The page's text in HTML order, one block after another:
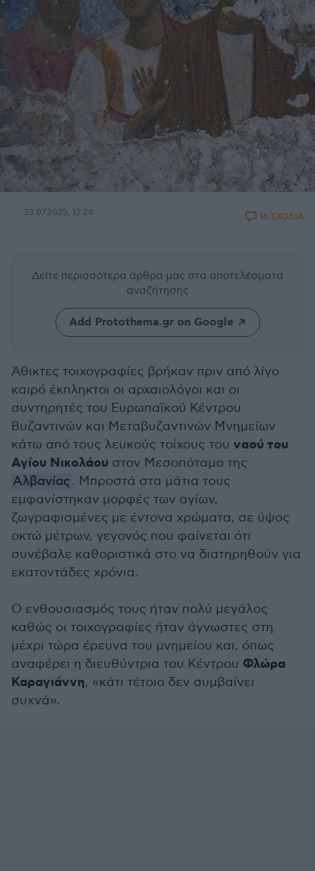
23.07.2025, 12:24 16 ΣΧΟΛΙΑ
Δείτε περισσότερα άρθρα μας στα αποτελέσματα
αναζήτησης
Add Protothema.gr on Google
Άθικτες τοιχογραφίες βρήκαν πριν από λίγο
καιρό έκπληκτοι οι αρχαιολόγοι και οι
συντηρητές του Ευρωπαϊκού Κέντρου
Βυζαντινών και Μεταβυζαντινών Μνημείων
κάτω από τους λευκούς τοίχους του ναού του
Αγίου Νικολάου στον Μεσοπόταμο της
Αλβανίας. Μπροστά στα μάτια τους
εμφανίστηκαν μορφές των αγίων,
ζωγραφισμένες με έντονα χρώματα, σε ύψος
οκτώ μέτρων, γεγονός που φαίνεται ότι
συνέβαλε καθοριστικά στο να διατηρηθούν για
εκατοντάδες χρόνια.
Ο ενθουσιασμός τους ήταν πολύ μεγάλος
καθώς οι τοιχογραφίες ήταν άγνωστες στη
μέχρι τώρα έρευνα του μνημείου και, όπως
αναφέρει η διευθύντρια του Κέντρου Φλώρα
Καραγιάννη, «κάτι τέτοιο δεν συμβαίνει
συχνά».